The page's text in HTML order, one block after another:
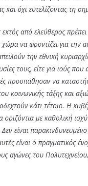
όχι ευτελίζοντας τη
από ελεύθερος
να φροντίζει για την
την εθνική
τους, είτε για ιούς
προσπάθησαν να
κοινωνικής τάξης και
κάτι τέτοιο. Η
με καθολική
είναι
είναι ο πραγματικός
αγώνες του